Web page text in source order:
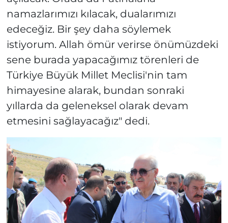
namazlarımızı kılacak, dualarımızı
edeceğiz. Bir şey daha söylemek
istiyorum. Allah ömür verirse önümüzdeki
sene burada yapacağımız törenleri de
Türkiye Büyük Millet Meclisi'nin tam
himayesine alarak, bundan sonraki
yıllarda da geleneksel olarak devam
etmesini sağlayacağız" dedi.